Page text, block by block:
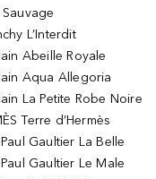
Sauvage
L’Interdit
Abeille Royale
Aqua Allegoria
La Petite Robe Noire
Terre d’Hermès
Gaultier La Belle
Gaultier Le Male